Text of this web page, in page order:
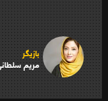
بازیگر
مریم